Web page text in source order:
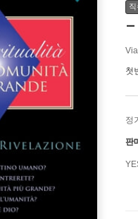
-
첫
정
판